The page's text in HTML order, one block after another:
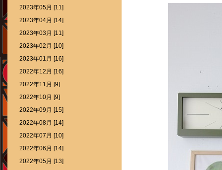
2023年05月 [11]
2023年04月 [14]
2023年03月 [11]
2023年02月 [10]
2023年01月 [16]
2022年12月 [16]
2022年11月 [9]
2022年10月 [9]
2022年09月 [15]
2022年08月 [14]
2022年07月 [10]
2022年06月 [14]
2022年05月 [13]